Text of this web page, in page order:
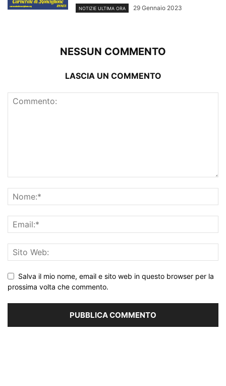
NOTIZIE ULTIMA ORA 29 Gennaio 2023
NESSUN COMMENTO
LASCIA UN COMMENTO
Salva il mio nome, email e sito web in questo browser per la
prossima volta che commento.